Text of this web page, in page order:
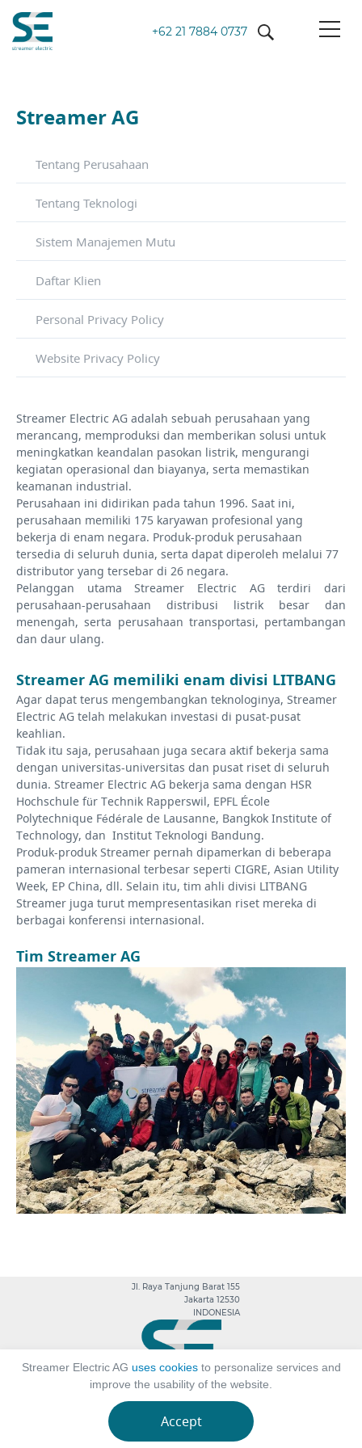
+62 21 7884 0737
Tentang Perusahaan
Tentang Teknologi
Sistem Manajemen Mutu
Daftar Klien
Personal Privacy Policy
Website Privacy Policy
Streamer AG
Streamer Electric AG adalah sebuah perusahaan yang
merancang, memproduksi dan memberikan solusi untuk
meningkatkan keandalan pasokan listrik, mengurangi
kegiatan operasional dan biayanya, serta memastikan
keamanan industrial.
Perusahaan ini didirikan pada tahun 1996. Saat ini,
perusahaan memiliki 175 karyawan profesional yang
bekerja di enam negara. Produk-produk perusahaan
tersedia di seluruh dunia, serta dapat diperoleh melalui 77
distributor yang tersebar di 26 negara.
Pelanggan utama Streamer Electric AG terdiri dari
perusahaan-perusahaan distribusi listrik besar dan
menengah, serta perusahaan transportasi, pertambangan
dan daur ulang.
Streamer AG memiliki enam divisi LITBANG
Agar dapat terus mengembangkan teknologinya, Streamer
Electric AG telah melakukan investasi di pusat-pusat
keahlian.
Tidak itu saja, perusahaan juga secara aktif bekerja sama
dengan universitas-universitas dan pusat riset di seluruh
dunia. Streamer Electric AG bekerja sama dengan HSR
Hochschule für Technik Rapperswil, EPFL École
Polytechnique Fédérale de Lausanne, Bangkok Institute of
Technology, dan Institut Teknologi Bandung.
Produk-produk Streamer pernah dipamerkan di beberapa
pameran internasional terbesar seperti CIGRE, Asian Utility
Week, EP China, dll. Selain itu, tim ahli divisi LITBANG
Streamer juga turut mempresentasikan riset mereka di
berbagai konferensi internasional.
Tim Streamer AG
Jl. Raya Tanjung Barat 155
Jakarta 12530
INDONESIA
Streamer Electric AG uses cookiesto personalize services and
improve the usability of the website.
Accept